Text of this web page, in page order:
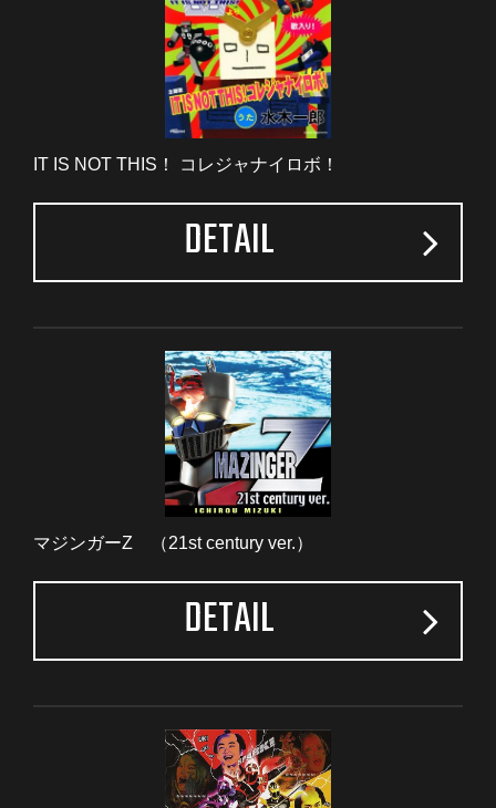
IT IS NOT THIS！ コレジャナイロボ！
DETAIL
マジンガーZ （21st century ver.）
DETAIL